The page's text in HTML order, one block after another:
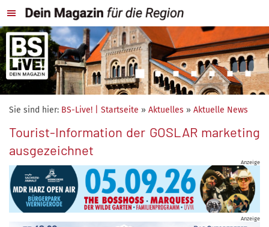
Sie sind hier: BS-Live! | Startseite » Aktuelles » Aktuelle News
Tourist-Information der GOSLAR marketing
ausgezeichnet
Anzeige
Anzeige